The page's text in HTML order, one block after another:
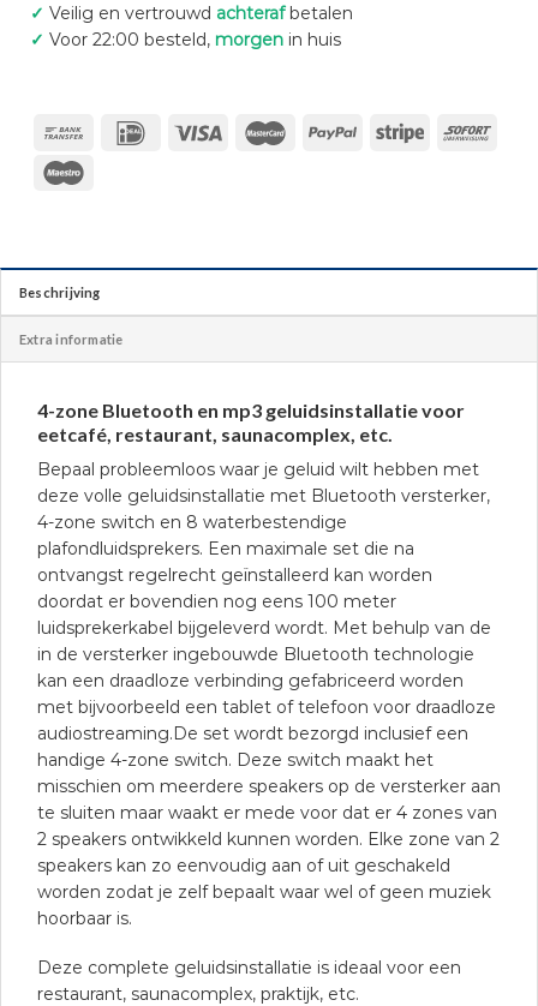
✓ Veilig en vertrouwd achterafbetalen
✓ Voor 22:00 besteld, morgenin huis
Beschrijving
Extra informatie
4-zone Bluetooth en mp3 geluidsinstallatie voor
eetcafé, restaurant, saunacomplex, etc.
Bepaal probleemloos waar je geluid wilt hebben met
deze volle geluidsinstallatie met Bluetooth versterker,
4-zone switch en 8 waterbestendige
plafondluidsprekers. Een maximale set die na
ontvangst regelrecht geïnstalleerd kan worden
doordat er bovendien nog eens 100 meter
luidsprekerkabel bijgeleverd wordt. Met behulp van de
in de versterker ingebouwde Bluetooth technologie
kan een draadloze verbinding gefabriceerd worden
met bijvoorbeeld een tablet of telefoon voor draadloze
audiostreaming.De set wordt bezorgd inclusief een
handige 4-zone switch. Deze switch maakt het
misschien om meerdere speakers op de versterker aan
te sluiten maar waakt er mede voor dat er 4 zones van
2 speakers ontwikkeld kunnen worden. Elke zone van 2
speakers kan zo eenvoudig aan of uit geschakeld
worden zodat je zelf bepaalt waar wel of geen muziek
hoorbaar is.
Deze complete geluidsinstallatie is ideaal voor een
restaurant, saunacomplex, praktijk, etc.